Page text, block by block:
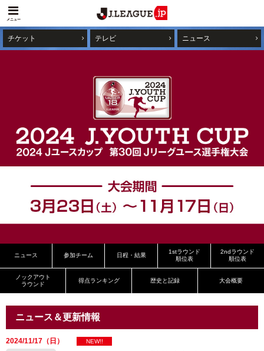
メニュー
チケット テレビ ニュース
ニュース 参加チーム 日程・結果
1stラウンド
順位表
2ndラウンド
順位表
ノックアウト
ラウンド
得点ランキング 歴史と記録 大会概要
ニュース＆更新情報
2024/11/17（日） NEW!!